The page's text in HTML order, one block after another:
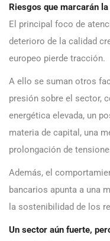
Riesgos que marcarán
El principal foco de
deterioro de la calidad
europeo pierde tracción.
A ello se suman otros
presión sobre el sector,
energética elevada, un
materia de capital, una
prolongación de
Además, el
bancarios apunta a una
la sostenibilidad de los
Un sector aún fuerte,